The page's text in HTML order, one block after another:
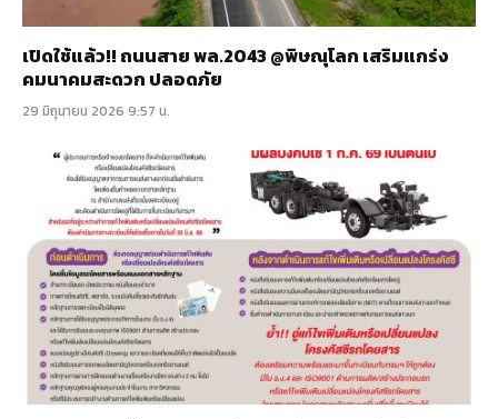
เปิดใช้แล้ว!! ถนนสาย พล.2043 @พิษณุโลก เสริมแกร่ง
คมนาคมสะดวก ปลอดภัย
29 มิถุนายน 2026 9:57 น.